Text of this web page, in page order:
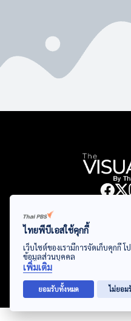
Data Viz
© Thai Public
ไทยพีบีเอสใช้คุกกี้
เว็บไซต์ของเรามีการจัดเก็บคุกกี้
ข้อมูลส่วนบุคคล
เพิ่มเติม
ยอมรับทั้งหมด ไม่ยอม